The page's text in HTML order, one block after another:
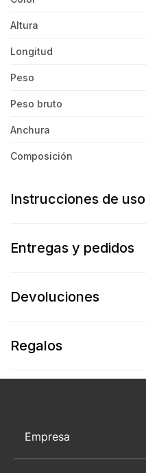
Altura
Longitud
Peso
Peso bruto
Anchura
Composición
Instrucciones de uso
Entregas y pedidos
Devoluciones
Regalos
Empresa